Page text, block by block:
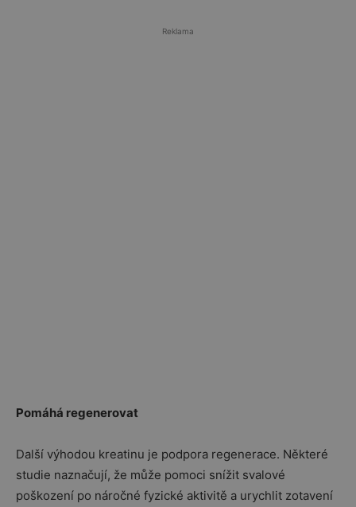
Reklama
Pomáhá regenerovat
Další výhodou kreatinu je podpora regenerace. Některé
studie naznačují, že může pomoci snížit svalové
poškození po náročné fyzické aktivitě a urychlit zotavení